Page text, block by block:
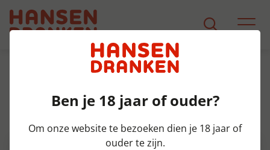
Product Detail
Schneider Tap 7 Original Krat
20x50 cl 5,4%
Ben je 18 jaar of ouder?
Om onze website te bezoeken dien je 18 jaar of
ouder te zijn.